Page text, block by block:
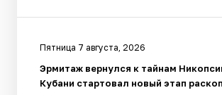
Пятница 7 августа, 2026
Эрмитаж вернулся к тайнам
Кубани стартовал новый этап